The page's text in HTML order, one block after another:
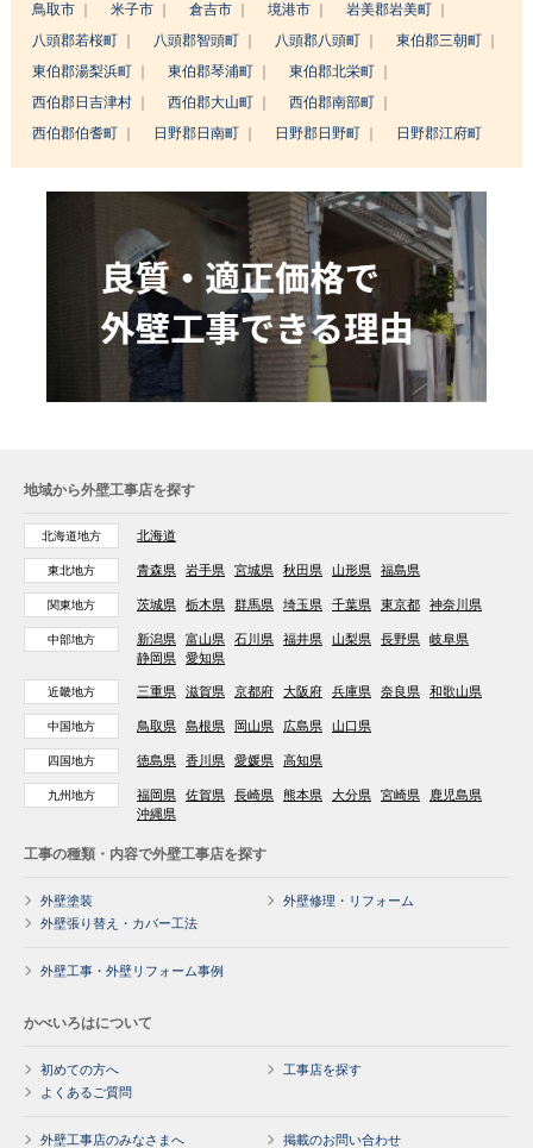
鳥取市 米子市 倉吉市 境港市
岩美郡岩美町
八頭郡若桜町
八頭郡智頭町 八頭郡八頭町
東伯郡三朝町
東伯郡湯梨浜町
東伯郡琴浦町
東伯郡北栄町
西伯郡日吉津村
西伯郡大山町
西伯郡南部町
西伯郡伯耆町
日野郡日南町 日野郡日野町 日野郡江府町
地域から外壁工事店を探す
北海道地方 北海道
東北地方 青森県 岩手県 宮城県 秋田県 山形県 福島県
関東地方 茨城県 栃木県 群馬県 埼玉県 千葉県 東京都 神奈川県
中部地方 新潟県 富山県 石川県 福井県 山梨県 長野県
岐阜県
静岡県
愛知県
近畿地方 三重県 滋賀県 京都府 大阪府 兵庫県 奈良県 和歌山県
中国地方 鳥取県 島根県 岡山県 広島県 山口県
四国地方 徳島県 香川県 愛媛県 高知県
九州地方 福岡県 佐賀県 長崎県 熊本県 大分県 宮崎県
鹿児島県
沖縄県
工事の種類・内容で外壁工事店を探す
外壁塗装
外壁修理・リフォーム
外壁張り替え・カバー工法
外壁工事・外壁リフォーム事例
かべいろはについて
初めての方へ
工事店を探す
よくあるご質問
外壁工事店のみなさまへ 掲載のお問い合わせ